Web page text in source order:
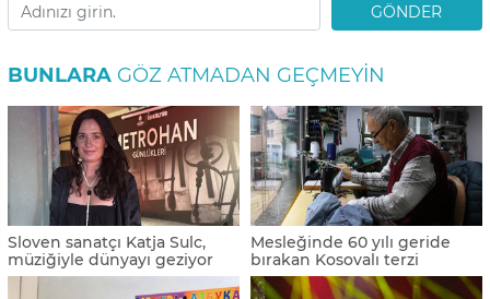
GÖNDER
BUNLARA GÖZ ATMADAN GEÇMEYIN
Sloven sanatçı Katja Sulc,
müziğiyle dünyayı geziyor
Mesleğinde 60 yılı geride
bırakan Kosovalı terzi